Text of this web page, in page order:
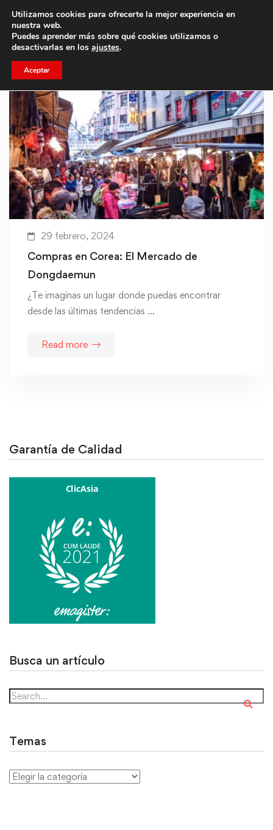
Trae a un amigo y llevaos un total de 75€ de descuento.
29 febrero, 2024
Compras en Corea: El Mercado de
Dongdaemun
¿Te imaginas un lugar donde puedas encontrar
desde las últimas tendencias …
Read more
Garantía de Calidad
Busca un artículo
Temas
Utilizamos cookies para ofrecerte la mejor experiencia en
nuestra web.
Puedes aprender más sobre qué cookies utilizamos o
desactivarlas en los ajustes.
Aceptar